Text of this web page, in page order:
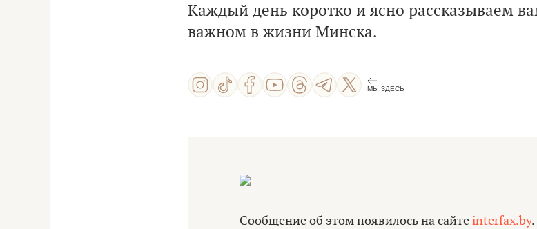
Каждый день коротко и ясно рассказываем
важном в жизни Минска.
МЫ ЗДЕСЬ
Сообщение об этом появилось на сайтеinterfax.by.